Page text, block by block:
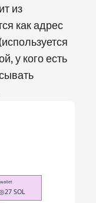
из
как адрес
у кого есть